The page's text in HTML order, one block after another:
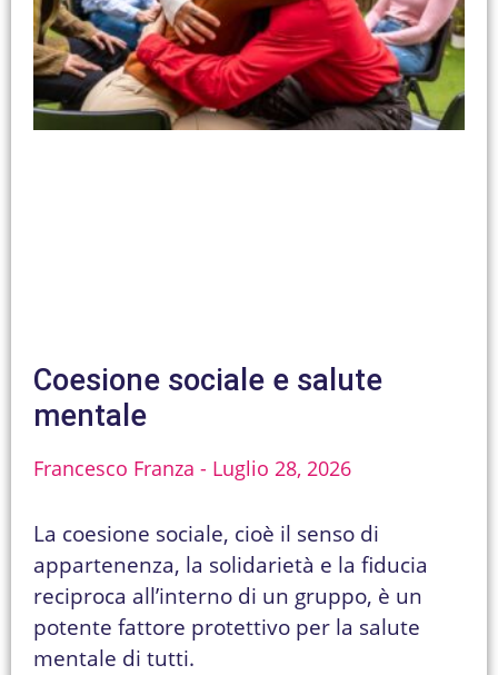
Coesione sociale e salute
mentale
Francesco Franza Luglio 28, 2026
La coesione sociale, cioè il senso di
appartenenza, la solidarietà e la fiducia
reciproca all’interno di un gruppo, è un
potente fattore protettivo per la salute
mentale di tutti.